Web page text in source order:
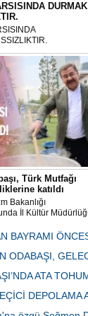
DURMAK
Türk Mutfağı
katıldı
Bakanlığı
İl Kültür
Ankara'da devam
BAYRAMI
ODABAŞI,
ATA
DEPOLAMA